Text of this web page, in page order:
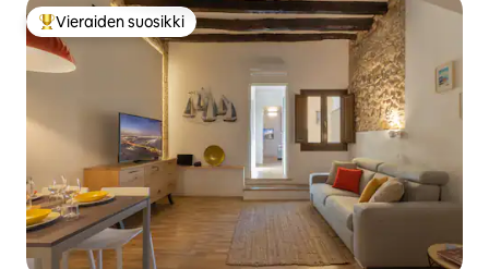
Vieraiden suosikkien parhaimmistoa
Vieraiden suosikki